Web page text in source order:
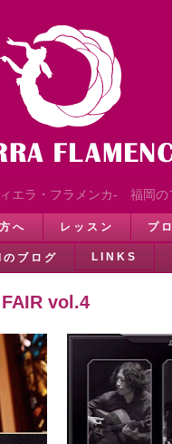
エラ・フラメンカ- 福岡の
へ レッスン プ
ブログ LINKS
vol.4